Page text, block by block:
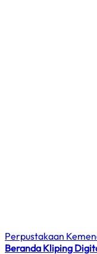
Perpustakaan
Beranda Kliping